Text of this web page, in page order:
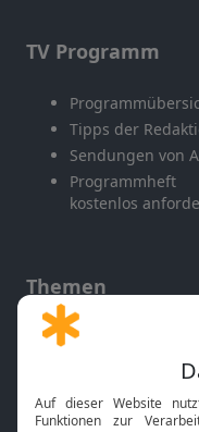
TV Programm
Tipps der
Sendungen von
Programmheft
kostenlos
Themen
Gott und Bibel
Neuigkeiten